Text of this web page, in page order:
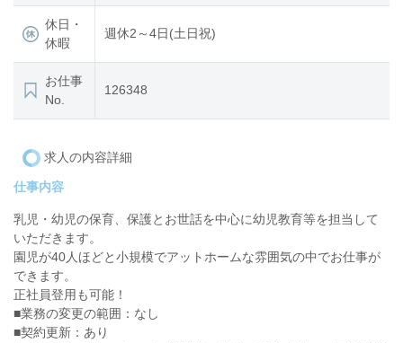
休日・
休暇
週休2～4日(土日祝)
お仕事
No.
126348
求人の内容詳細
仕事内容
乳児・幼児の保育、保護とお世話を中心に幼児教育等を担当して
いただきます。
園児が40人ほどと小規模でアットホームな雰囲気の中でお仕事が
できます。
正社員登用も可能！
■業務の変更の範囲：なし
■契約更新：あり